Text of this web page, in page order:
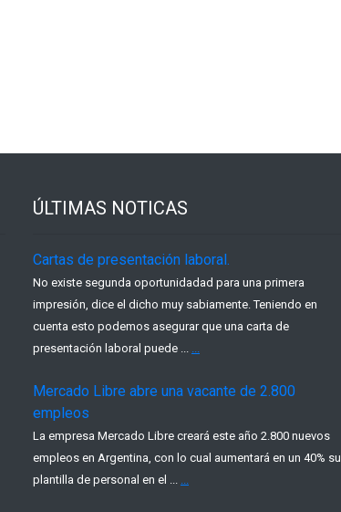
ÚLTIMAS NOTICAS
Cartas de presentación laboral.
No existe segunda oportunidadad para una primera
impresión, dice el dicho muy sabiamente. Teniendo en
cuenta esto podemos asegurar que una carta de
presentación laboral puede ... ...
Mercado Libre abre una vacante de 2.800
empleos
La empresa Mercado Libre creará este año 2.800 nuevos
empleos en Argentina, con lo cual aumentará en un 40% su
plantilla de personal en el ... ...